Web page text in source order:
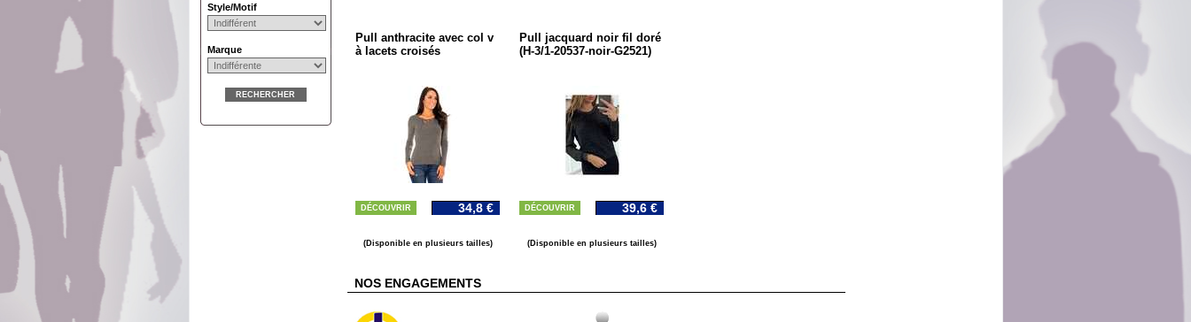
Style/Motif
Marque
RECHERCHER
Pull anthracite avec col v
à lacets croisés
DÉCOUVRIR 34,8 €
(Disponible en plusieurs tailles)
Pull jacquard noir fil doré
(H-3/1-20537-noir-G2521)
DÉCOUVRIR 39,6 €
(Disponible en plusieurs tailles)
NOS ENGAGEMENTS